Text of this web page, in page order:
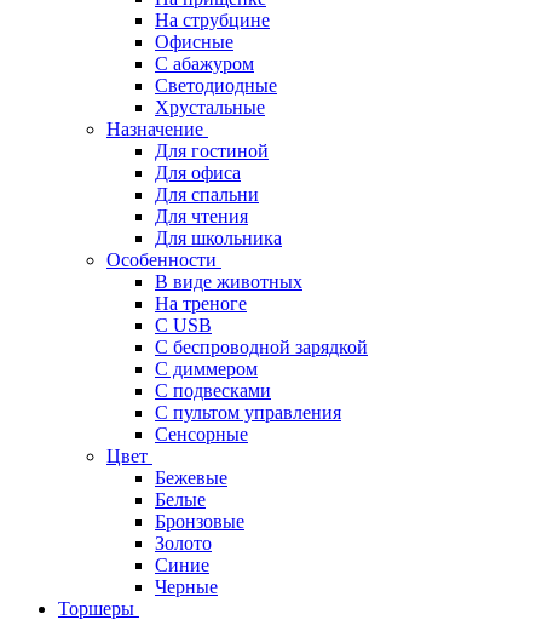
На струбцине
Офисные
С абажуром
Светодиодные
Хрустальные
Назначение
Для гостиной
Для офиса
Для спальни
Для чтения
Для школьника
Особенности
В виде животных
На треноге
С USB
С беспроводной зарядкой
С диммером
С подвесками
С пультом управления
Сенсорные
Цвет
Бежевые
Белые
Бронзовые
Золото
Синие
Черные
Торшеры